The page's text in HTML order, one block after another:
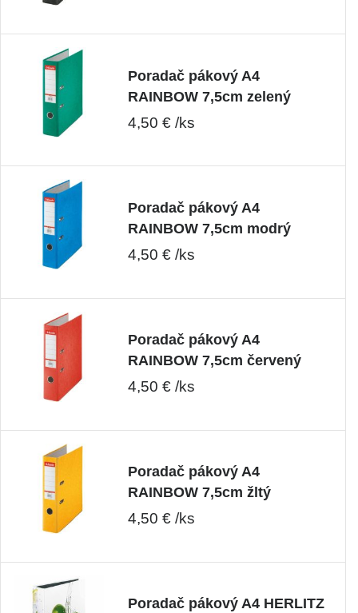
Poradač pákový A4
RAINBOW 7,5cm zelený
4,50 € /ks
Poradač pákový A4
RAINBOW 7,5cm modrý
4,50 € /ks
Poradač pákový A4
RAINBOW 7,5cm červený
4,50 € /ks
Poradač pákový A4
RAINBOW 7,5cm žltý
4,50 € /ks
Poradač pákový A4 HERLITZ